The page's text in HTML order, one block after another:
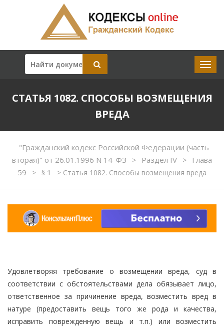
СТАТЬЯ 1082. СПОСОБЫ ВОЗМЕЩЕНИЯ
ВРЕДА
"Гражданский кодекс Российской Федерации (часть
вторая)" от 26.01.1996 N 14-ФЗ
> Раздел IV >
Глава
59
> § 1 > Статья 1082. Способы возмещения вреда
Удовлетворяя требование о возмещении вреда, суд в
соответствии с обстоятельствами дела обязывает лицо,
ответственное за причинение вреда, возместить вред в
натуре (предоставить вещь того же рода и качества,
исправить поврежденную вещь и т.п.) или возместить